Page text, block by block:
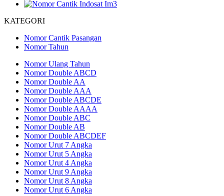
KATEGORI
Nomor Cantik Pasangan
Nomor Tahun
Nomor Ulang Tahun
Nomor Double ABCD
Nomor Double AA
Nomor Double AAA
Nomor Double ABCDE
Nomor Double AAAA
Nomor Double ABC
Nomor Double AB
Nomor Double ABCDEF
Nomor Urut 7 Angka
Nomor Urut 5 Angka
Nomor Urut 4 Angka
Nomor Urut 9 Angka
Nomor Urut 8 Angka
Nomor Urut 6 Angka